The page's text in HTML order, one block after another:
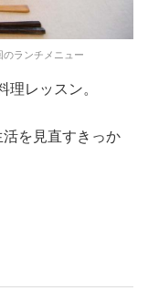
ランチメニュー
レッスン。
を見直すきっか